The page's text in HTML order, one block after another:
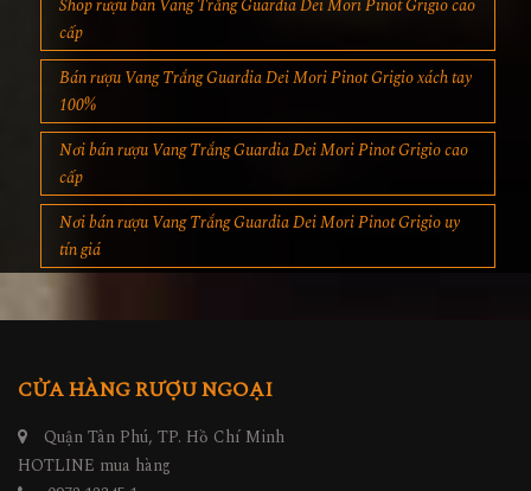
Shop rượu bán Vang Trắng Guardia Dei Mori Pinot Grigio cao
cấp
Bán rượu Vang Trắng Guardia Dei Mori Pinot Grigio xách tay
100%
Nơi bán rượu Vang Trắng Guardia Dei Mori Pinot Grigio cao
cấp
Nơi bán rượu Vang Trắng Guardia Dei Mori Pinot Grigio uy
tín giá
CỬA HÀNG RƯỢU NGOẠI
Quận Tân Phú, TP. Hồ Chí Minh
HOTLINE mua hàng